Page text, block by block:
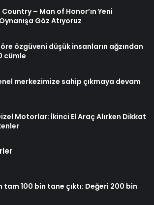
– Man of Honor’ın Yeni
Göz Atıyoruz
özgüveni düşük insanların ağzından
cümle
merkezimize sahip çıkmaya devam
Motorlar: İkinci El Araç Alırken Dikkat
100 bin tane çıktı: Değeri 200 bin